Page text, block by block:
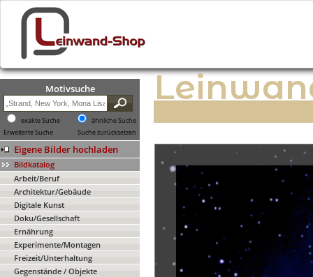
Motivsuche
exakte Suche
ähnliche Suche
Erweiterte Suche
Suche zurücksetzen
Eigene Bilder hochladen
Bildkatalog
Arbeit/Beruf
Architektur/Gebäude
Digitale Kunst
Doku/Gesellschaft
Ernährung
Experimente/Montagen
Freizeit/Unterhaltung
Gegenstände / Objekte